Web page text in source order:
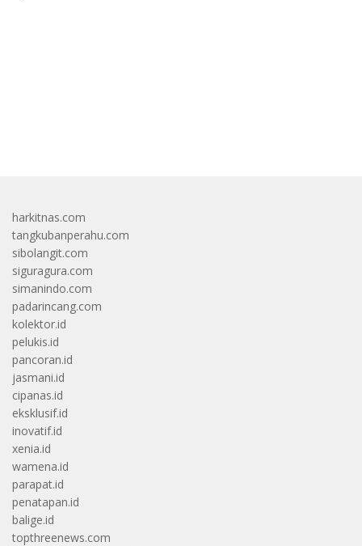
harkitnas.com
tangkubanperahu.com
sibolangit.com
siguragura.com
simanindo.com
padarincang.com
kolektor.id
pelukis.id
pancoran.id
jasmani.id
cipanas.id
eksklusif.id
inovatif.id
xenia.id
wamena.id
parapat.id
penatapan.id
balige.id
topthreenews.com